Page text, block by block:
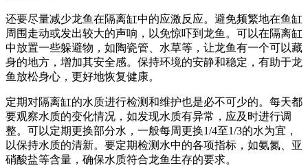
还要尽量减少龙鱼在隔离缸中的应激反应。避免频繁地在鱼缸
周围走动或发出较大的声响，以免惊吓到龙鱼。可以在隔离缸
中放置一些躲避物，如陶瓷管、水草等，让龙鱼有一个可以藏
身的地方，增加其安全感。保持环境的安静和稳定，有助于龙
鱼放松身心，更好地恢复健康。
定期对隔离缸的水质进行检测和维护也是必不可少的。每天都
要观察水质的变化情况，如发现水质有异常，应及时进行调
整。可以定期更换部分水，一般每周更换1/4至1/3的水为宜，
以保持水质的清新。要定期检测水中的各项指标，如氨氮、亚
硝酸盐等含量，确保水质符合龙鱼生存的要求。